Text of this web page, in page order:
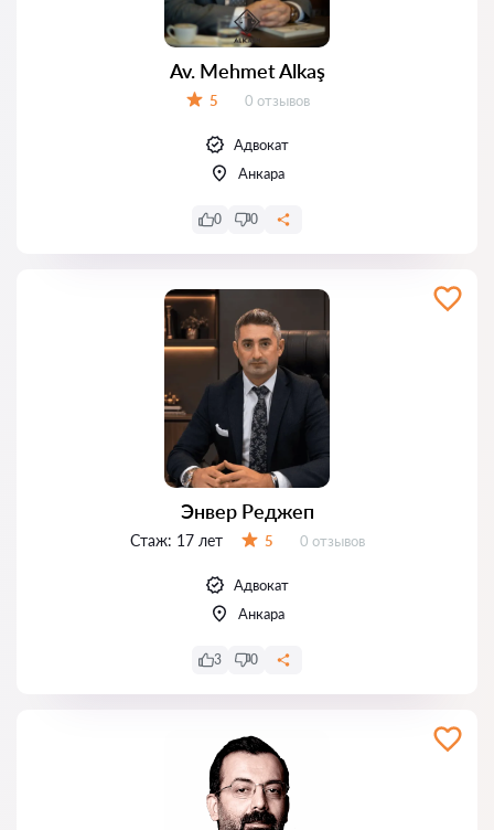
Av. Mehmet Alkaş
5 Отзывов:
0 отзывов
Адвокат
Анкара
0 0
Энвер Реджеп
Стаж: 17 лет 5 Отзывов:
0 отзывов
Адвокат
Анкара
3 0